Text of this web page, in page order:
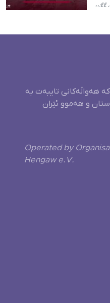
هەواڵەکانی تایبەت بە
و هەموو ئێران
Operated by
Hengaw e.V.